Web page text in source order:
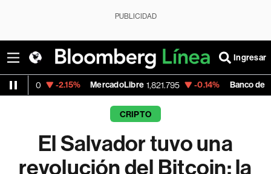
PUBLICIDAD
Ingresar
MercadoLibre 1,821.795 -0.14% Banco de Bogota
CRIPTO
El Salvador tuvo una
revolución del Bitcoin; la